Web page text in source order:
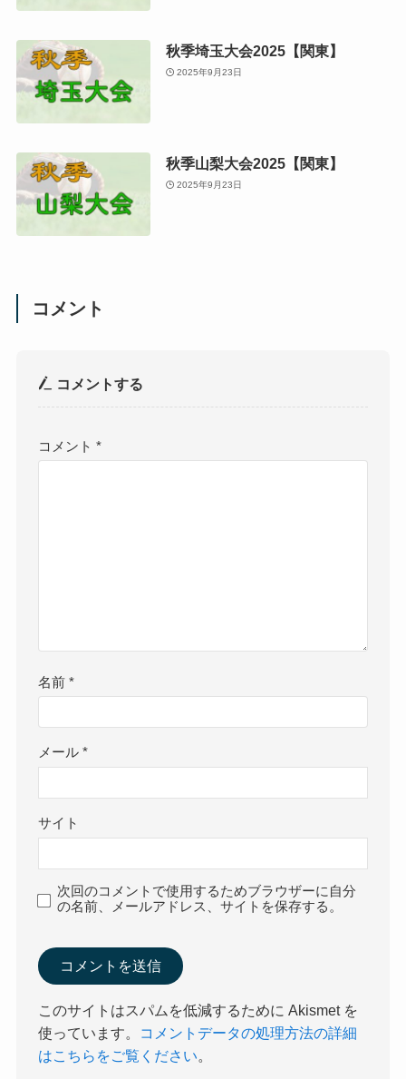
秋季埼玉大会2025【関東】
2025年9月23日
秋季山梨大会2025【関東】
2025年9月23日
コメント
コメントする
コメント*
名前*
メール*
サイト
次回のコメントで使用するためブラウザーに自分
の名前、メールアドレス、サイトを保存する。
このサイトはスパムを低減するために Akismet を
使っています。
コメントデータの処理方法の詳細
はこちらをご覧ください。